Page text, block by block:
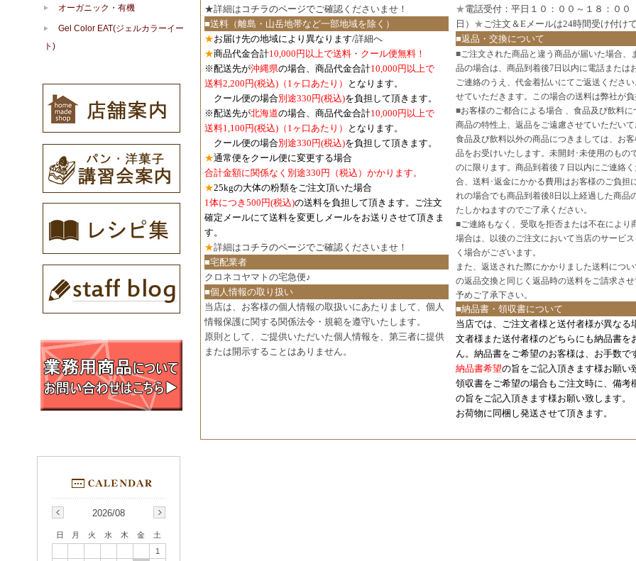
★詳細は コチラのページでご確認 くださいませ！
■送料（離島・山岳地帯など一部地域を除く）
★お届け先の地域により異なります/詳細へ
★商品代金合計10,000円以上で送料・クール便無料！
※配送先が沖縄県の場合、商品代金合計10,000円以上で
送料2,200円(税込)（1ヶ口あたり）
となります。
クール便の場合別途330円(税込)を負担して頂きます。
※配送先が北海道の場合、商品代金合計10,000円以上で
送料1,100円(税込) （1ヶ口あたり）
となります。
クール便の場合別途330円(税込)を負担して頂きます。
★通常便をクール便に変更する場合
合計金額に関係なく別途330円（税込）かかります。
★25kgの大体の粉類をご注文頂いた場合
1体につき500円(税込)の送料を負担して頂きます。ご注文
確定メールにて送料を変更しメールをお送りさせて頂きま
す。
★詳細は コチラのページでご確認 くださいませ！
■宅配業者
クロネコヤマトの宅急便♪
■個人情報の取り扱い
当店は、お客様の個人情報の取扱いにあたりまして、個人
情報保護に関する関係法令・規範を遵守いたします。
原則として、ご提供いただいた個人情報を、第三者に提供
または開示することはありません。
★電話受付：平日１０：００～１８：００
日） ★ ご注文＆Eメールは24時間受け付け
■返品・交換について
■ ご注文された商品と違う商品が届いた場合、
品の場合は、商品到着後7日以内に電話または
ご連絡のうえ、代金着払いにてご返送くださ
せていただきます。この場合の送料は弊社が
■お客様のご都合による場合 、食品及び飲料
商品の特性上、返品をご遠慮させていただい
食品及び飲料以外の商品につきましては、お
品をお受けいたします。未開封･未使用のもの
のに限ります。商品到着後７日以内にご連絡
合、送料･返金にかかる費用はお客様のご負担
れの場合でも商品到着後8日以上経過した商品
たしかねますのでご了承ください。
■ ご連絡もなく、受取を拒否または不在により
場合は、以後のご注文において当店のサービ
く場合がございます。
また、返送された際にかかりました送料につ
の返品交換と同じく返品時の送料をご請求さ
予めご了承下さい。
■納品書・領収書について
当店では、ご注文者様と送付者様が異なる
文者様また送付者様のどちらにも納品書を
ん。納品書をご希望のお客様は、お手数で
納品書希望の旨をご記入頂きます様お願い
領収書をご希望の場合もご注文時に、備考
の旨をご記入頂きます様お願い致します。
お荷物に同梱し発送させて頂きます。
オーガニック・有機
Gel Color EAT(ジェルカラーイー
ト)
2026/08
日 月 火 水 木 金
土
1